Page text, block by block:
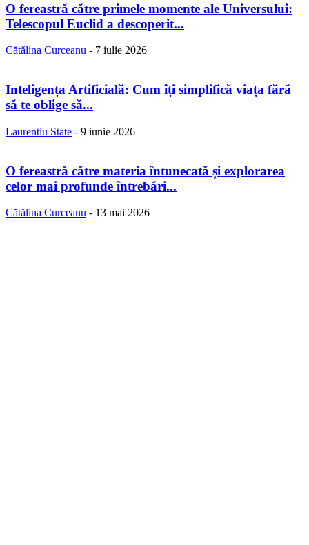
O fereastră către primele momente ale Universului:
Telescopul Euclid a descoperit...
Cătălina Curceanu - 7 iulie 2026
Inteligența Artificială: Cum îți simplifică viața fără
să te oblige să...
Laurentiu State - 9 iunie 2026
O fereastră către materia întunecată și explorarea
celor mai profunde întrebări...
Cătălina Curceanu - 13 mai 2026